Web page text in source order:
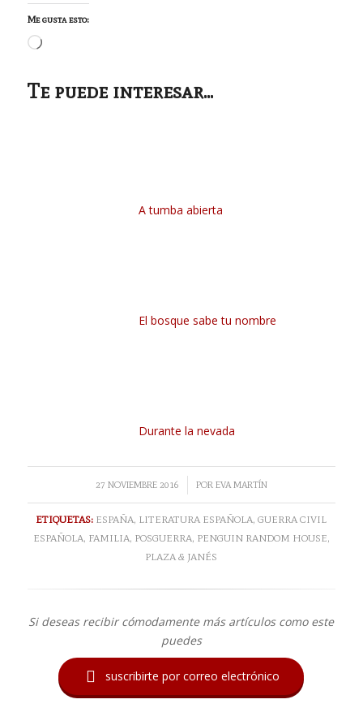
Me gusta esto:
Cargando...
Te puede interesar...
A tumba abierta
El bosque sabe tu nombre
Durante la nevada
27 NOVIEMBRE 2016
/ POR EVA MARTÍN
ETIQUETAS: ESPAÑA, LITERATURA ESPAÑOLA,GUERRA CIVIL
ESPAÑOLA, FAMILIA, POSGUERRA, PENGUIN RANDOM HOUSE,
PLAZA & JANÉS
Si deseas recibir cómodamente más artículos como este
puedes
 suscribirte por correo electrónico